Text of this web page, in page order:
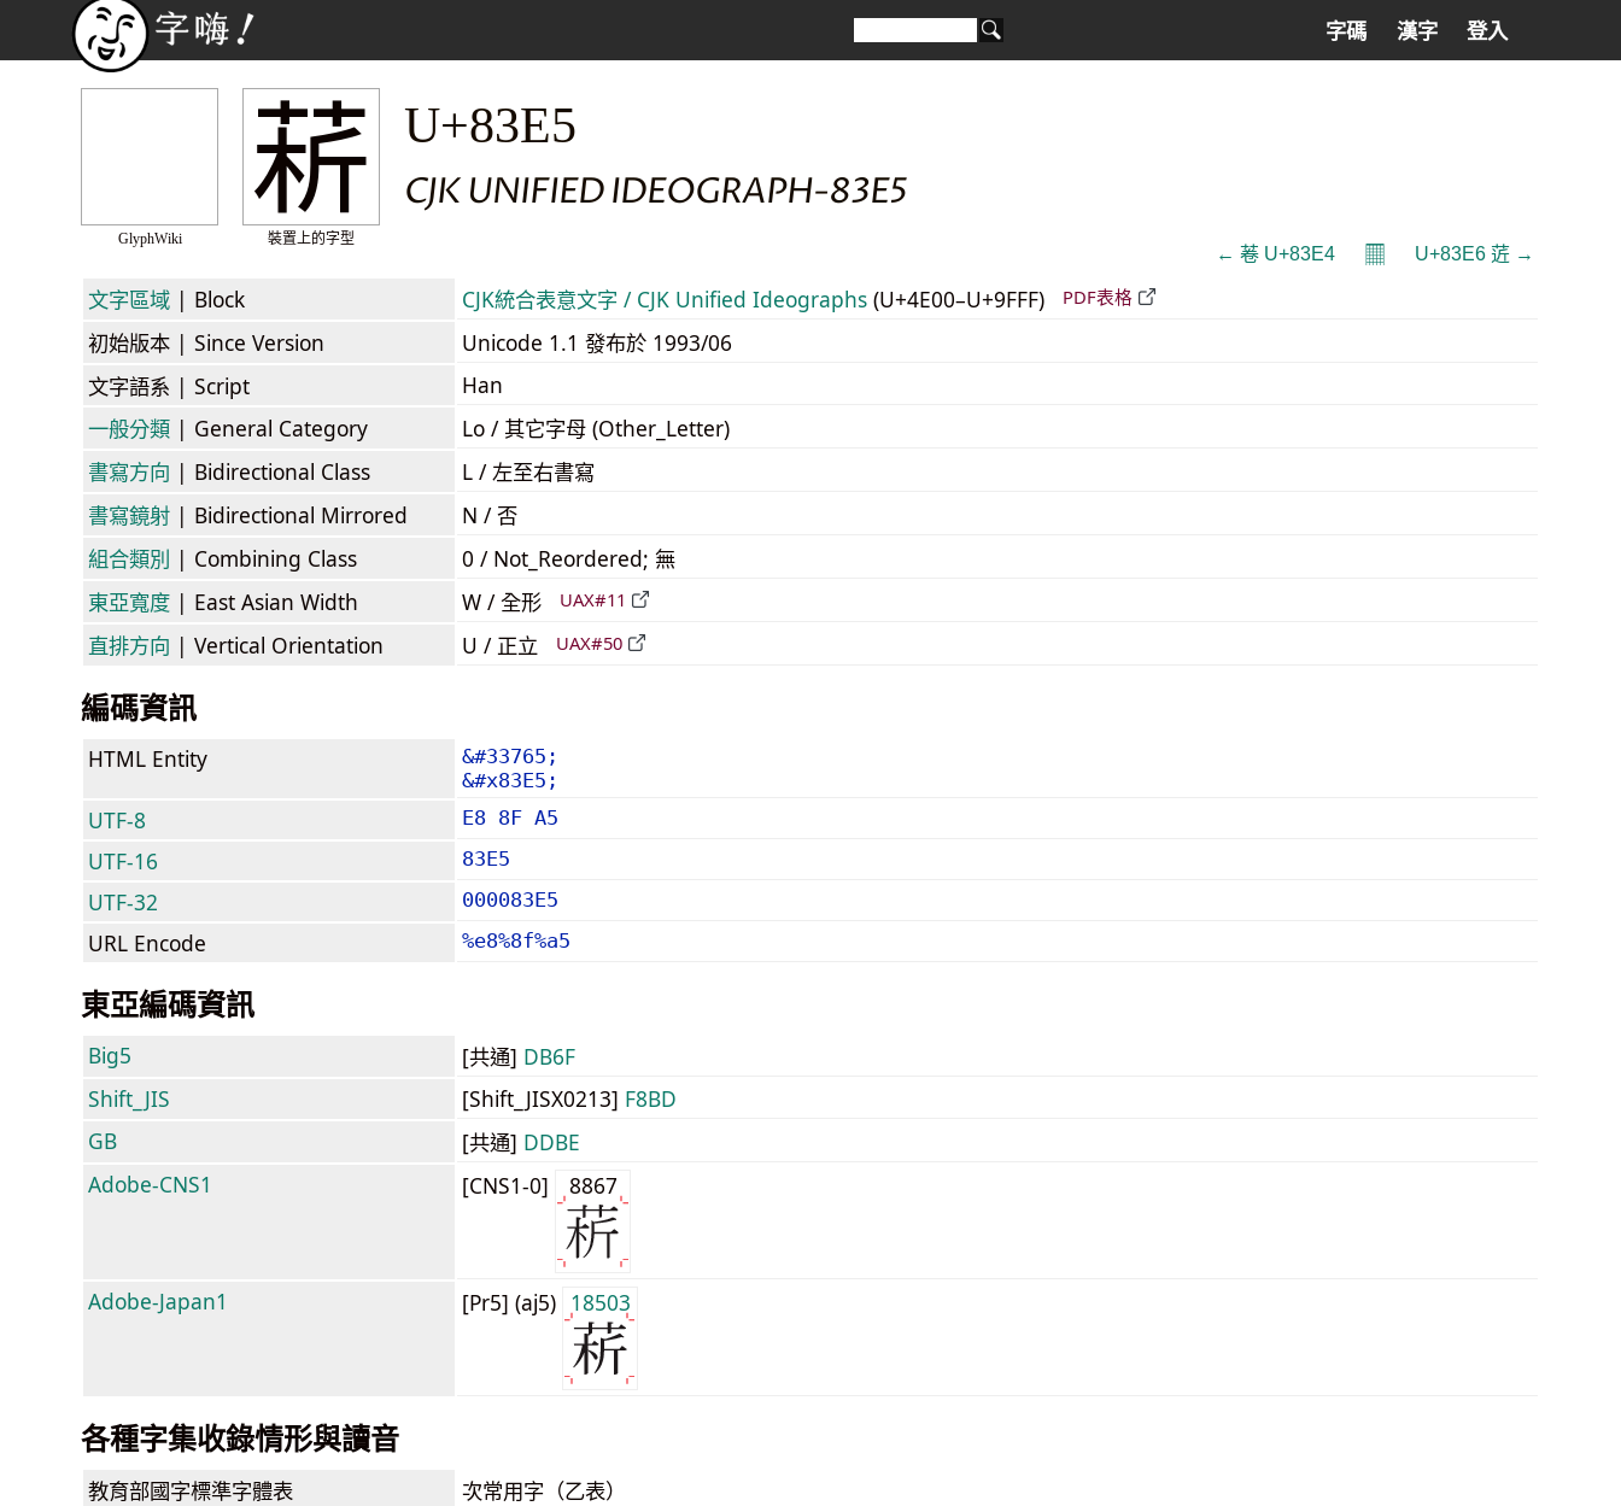
字碼 漢字 登入
GlyphWiki
菥
裝置上的字型
U+83E5
CJK UNIFIED IDEOGRAPH-83E5
← 菤 U+83E4 𝄜 U+83E6 菦 →
文字區域 | Block CJK統合表意文字 / CJK Unified Ideographs (U+4E00–U+9FFF) PDF表格
初始版本 | Since Version
Unicode 1.1 發布於 1993/06
文字語系 | Script
Han
一般分類 | General Category
Lo / 其它字母 (Other_Letter)
書寫方向 | Bidirectional Class
L / 左至右書寫
書寫鏡射 | Bidirectional Mirrored
N / 否
組合類別 | Combining Class
0 / Not_Reordered; 無
東亞寬度 | East Asian Width W / 全形 UAX#11
直排方向 | Vertical Orientation U / 正立 UAX#50
編碼資訊
HTML Entity
&#33765;
&#x83E5;
UTF-8 E8 8F A5
UTF-16 83E5
UTF-32 000083E5
URL Encode %e8%8f%a5
東亞編碼資訊
Big5 [共通] DB6F
Shift_JIS
[Shift_JISX0213] F8BD
GB
[共通] DDBE
Adobe-CNS1
[CNS1-0] 8867
Adobe-Japan1 [Pr5] (aj5) 18503
各種字集收錄情形與讀音
教育部國字標準字體表 次常用字（乙表）